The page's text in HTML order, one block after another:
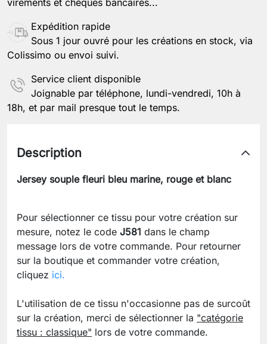
virements et chèques bancaires...
Expédition rapide
Sous 1 jour ouvré pour les créations en stock, via
Colissimo ou envoi suivi.
Service client disponible
Joignable par téléphone, lundi-vendredi, 10h à
18h, et par mail presque tout le temps.
Description
Jersey souple fleuri bleu marine, rouge et blanc
Pour sélectionner ce tissu pour votre création sur
mesure, notez le code J581 dans le champ
message lors de votre commande. Pour retourner
sur la boutique et commander votre création,
cliquez ici.
L'utilisation de ce tissu n'occasionne pas de surcoût
sur la création, merci de sélectionner la "catégorie
tissu : classique" lors de votre commande.